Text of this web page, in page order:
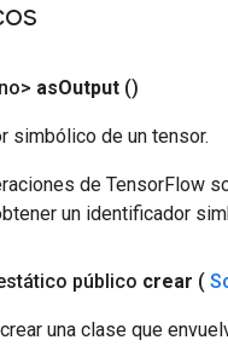
asOutput ()
simbólico de un tensor.
de TensorFlow
un identificador
público crear (
una clase que